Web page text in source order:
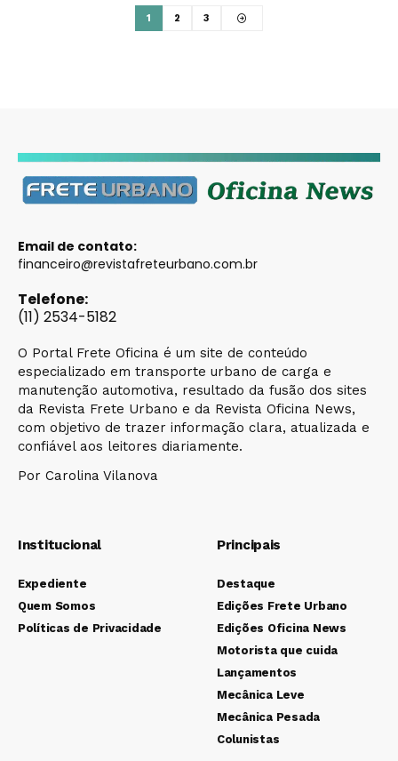
1 2 3
Email de contato:
financeiro@revistafreteurbano.com.br
Telefone:
(11) 2534-5182
O Portal Frete Oficina é um site de conteúdo
especializado em transporte urbano de carga e
manutenção automotiva, resultado da fusão dos sites
da Revista Frete Urbano e da Revista Oficina News,
com objetivo de trazer informação clara, atualizada e
confiável aos leitores diariamente.
Por Carolina Vilanova
Institucional
Expediente
Quem Somos
Políticas de Privacidade
Principais
Destaque
Edições Frete Urbano
Edições Oficina News
Motorista que cuida
Lançamentos
Mecânica Leve
Mecânica Pesada
Colunistas